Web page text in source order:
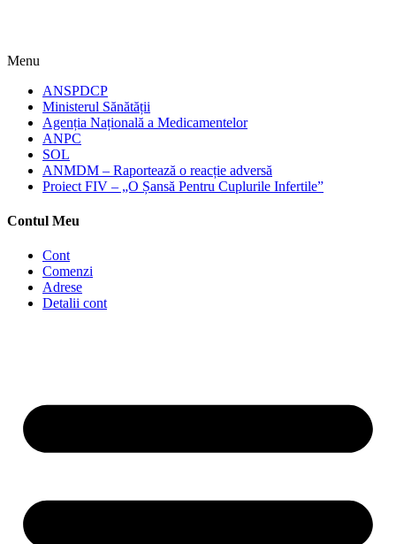
Menu
ANSPDCP
Ministerul Sănătății
Agenția Națională a Medicamentelor
ANPC
SOL
ANMDM – Raportează o reacție adversă
Proiect FIV – „O Șansă Pentru Cuplurile Infertile”
Contul Meu
Cont
Comenzi
Adrese
Detalii cont